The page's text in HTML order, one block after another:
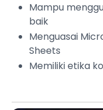
Mampu
baik
Menguasai
Sheets
Memiliki etika